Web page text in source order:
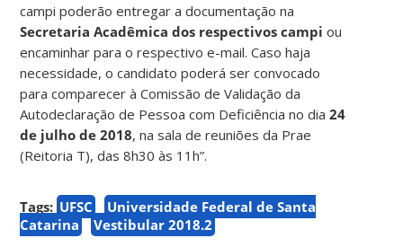
campi poderão entregar a documentação na
Secretaria Acadêmica dos respectivos campi ou
encaminhar para o respectivo e-mail. Caso haja
necessidade, o candidato poderá ser convocado
para comparecer à Comissão de Validação da
Autodeclaração de Pessoa com Deficiência no dia24
de julho de 2018, na sala de reuniões da Prae
(Reitoria T), das 8h30 às 11h”.
Tags: UFSC
Universidade Federal de Santa
Catarina
Vestibular 2018.2